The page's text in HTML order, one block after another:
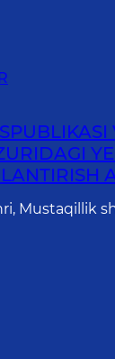
Mustaqillik